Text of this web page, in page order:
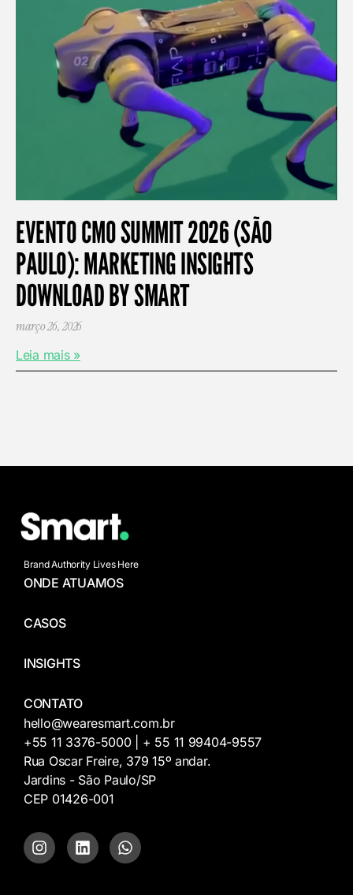
EVENTO CMO SUMMIT 2026 (SÃO
PAULO): MARKETING INSIGHTS
DOWNLOAD BY SMART
março 26, 2026
Leia mais »
Brand Authority Lives Here
ONDE ATUAMOS
CASOS
INSIGHTS
CONTATO
hello@wearesmart.com.br
+55 11 3376-5000 | + 55 11 99404-9557
Rua Oscar Freire, 379 15º andar.
Jardins - São Paulo/SP
CEP 01426-001